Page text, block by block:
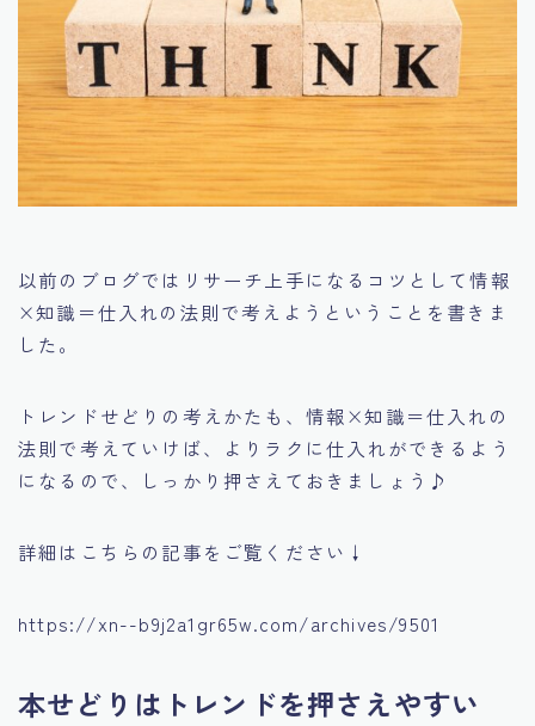
以前のブログでは リサーチ上手になるコツとして情報
×知識＝仕入れの法則で考えよう ということを書きま
した。
トレンドせどりの考えかたも、情報×知識＝仕入れの
法則で考えていけば、よりラクに仕入れができるよう
になるので、しっかり押さえておきましょう♪
詳細はこちらの記事をご覧ください↓
https://xn--b9j2a1gr65w.com/archives/9501
本せどりはトレンドを押さえやすい